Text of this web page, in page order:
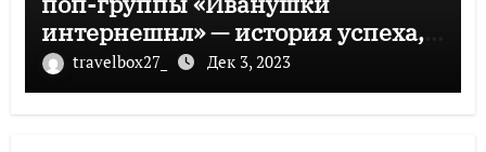
интернешнл» — история успеха,
музыка и судьбы участников
travelbox27_ Дек 3, 2023